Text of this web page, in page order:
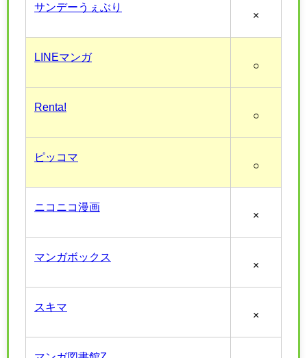
サンデーうぇぶり
×
LINEマンガ
○
Renta!
○
ピッコマ
○
ニコニコ漫画
×
マンガボックス
×
スキマ
×